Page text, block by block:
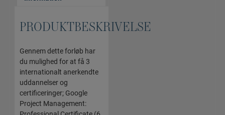
PRODUKTBESKRIVELSE
Gennem dette forløb har
du mulighed for at få 3
internationalt anerkendte
uddannelser og
certificeringer; Google
Project Management: